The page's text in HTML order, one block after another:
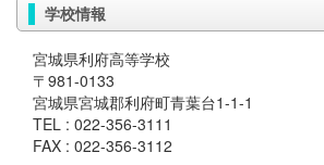
学校情報
宮城県利府高等学校
〒981-0133
宮城県宮城郡利府町青葉台1-1-1
TEL : 022-356-3111
FAX : 022-356-3112